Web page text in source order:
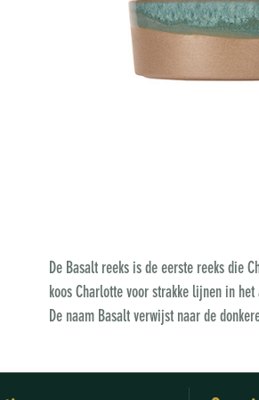
De Basalt reeks is de eerste reeks die
koos Charlotte voor strakke lijnen in
De naam Basalt verwijst naar de